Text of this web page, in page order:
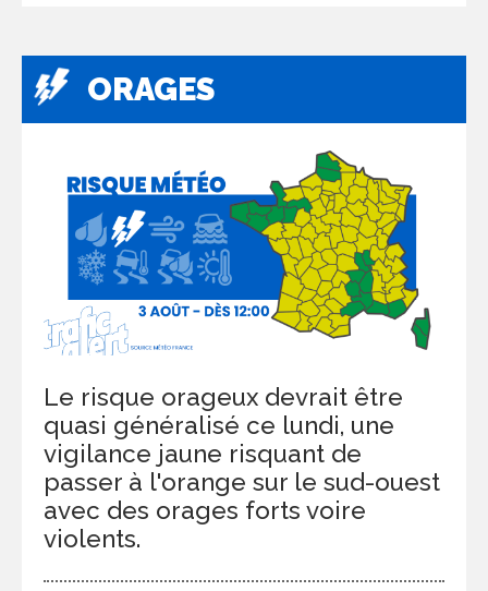
ORAGES
Le risque orageux devrait être
quasi généralisé ce lundi, une
vigilance jaune risquant de
passer à l'orange sur le sud-ouest
avec des orages forts voire
violents.